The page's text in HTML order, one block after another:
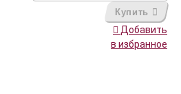
Купить
Добавить
в избранное